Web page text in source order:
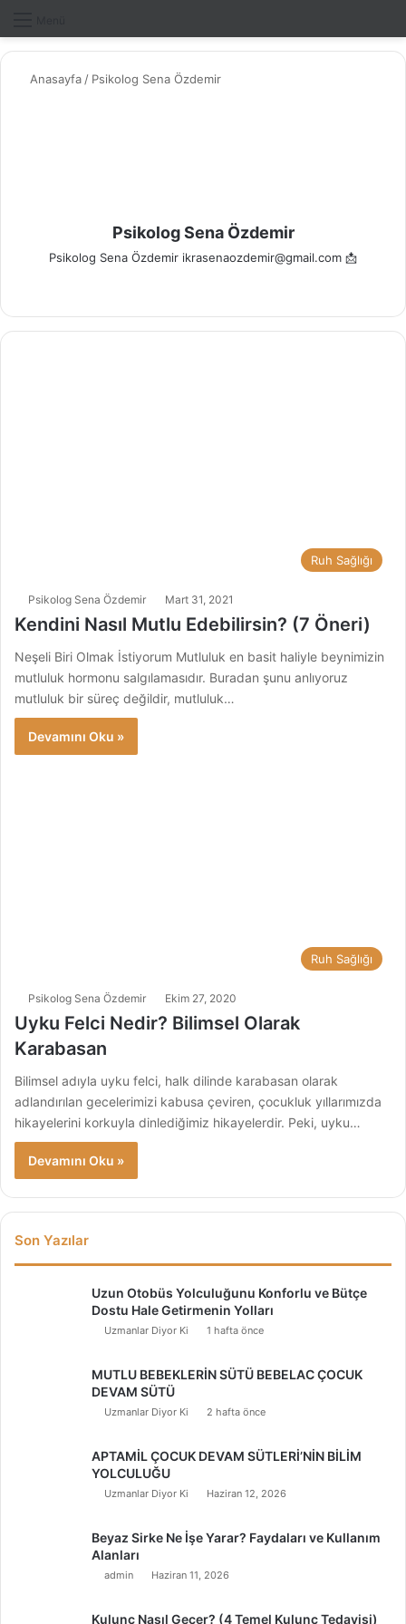
Anasayfa / Psikolog Sena Özdemir
Psikolog Sena Özdemir
Psikolog Sena Özdemir ikrasenaozdemir@gmail.com 📩
ra
Ruh Sağlığı
Psikolog Sena Özdemir Mart 31, 2021
Kendini Nasıl Mutlu Edebilirsin? (7 Öneri)
Neşeli Biri Olmak İstiyorum Mutluluk en basit haliyle beynimizin
mutluluk hormonu salgılamasıdır. Buradan şunu anlıyoruz
mutluluk bir süreç değildir, mutluluk…
Devamını Oku »
Ruh Sağlığı
Psikolog Sena Özdemir Ekim 27, 2020
Uyku Felci Nedir? Bilimsel Olarak
Karabasan
Bilimsel adıyla uyku felci, halk dilinde karabasan olarak
adlandırılan gecelerimizi kabusa çeviren, çocukluk yıllarımızda
hikayelerini korkuyla dinlediğimiz hikayelerdir. Peki, uyku…
Devamını Oku »
Son Yazılar
Uzun Otobüs Yolculuğunu Konforlu ve Bütçe
Dostu Hale Getirmenin Yolları
Uzmanlar Diyor Ki 1 hafta önce
MUTLU BEBEKLERİN SÜTÜ BEBELAC ÇOCUK
DEVAM SÜTÜ
Uzmanlar Diyor Ki 2 hafta önce
APTAMİL ÇOCUK DEVAM SÜTLERİ’NİN BİLİM
YOLCULUĞU
Uzmanlar Diyor Ki Haziran 12, 2026
Beyaz Sirke Ne İşe Yarar? Faydaları ve Kullanım
Alanları
admin Haziran 11, 2026
Kulunç Nasıl Geçer? (4 Temel Kulunç Tedavisi)